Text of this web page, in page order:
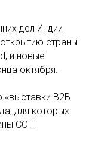
дел Индии
страны
и новые
октября.
«выставки B2B
для которых
СОП